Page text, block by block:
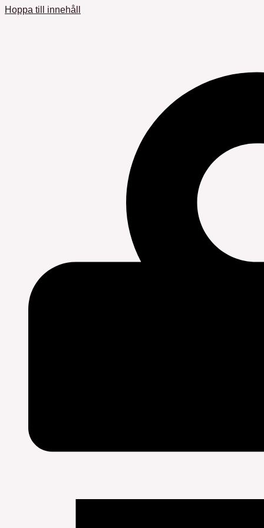
Hoppa till innehåll